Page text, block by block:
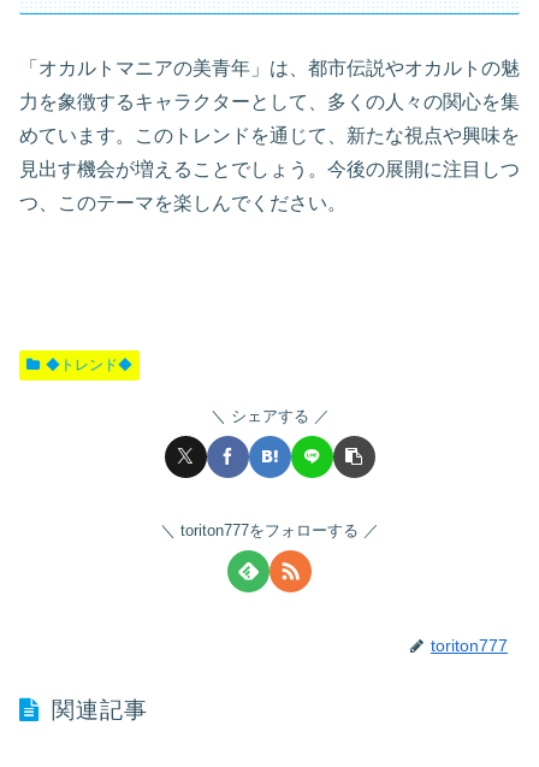
「オカルトマニアの美青年」は、都市伝説やオカルトの魅
力を象徴するキャラクターとして、多くの人々の関心を集
めています。このトレンドを通じて、新たな視点や興味を
見出す機会が増えることでしょう。今後の展開に注目しつ
つ、このテーマを楽しんでください。
◆トレンド◆
シェアする
toriton777をフォローする
toriton777
関連記事